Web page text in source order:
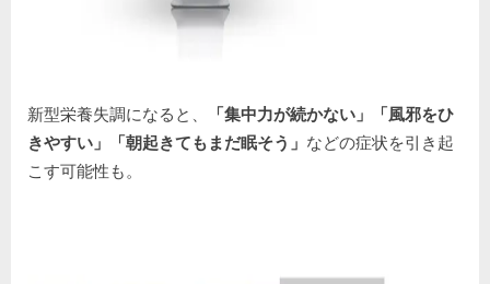
新型栄養失調になると、
「集中力が続かない」「風邪をひ
きやすい」「朝起きてもまだ眠そう」 などの症状を引き起
こす可能性も。